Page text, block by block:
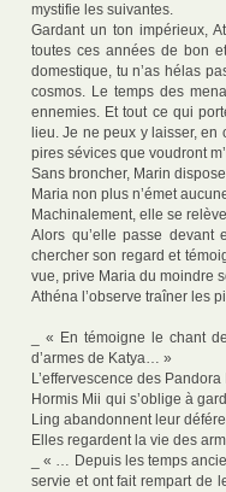
mystifie les suivantes.
Gardant un ton impérieux,
toutes ces années de bon
domestique, tu n’as hélas
cosmos. Le temps des
ennemies. Et tout ce qui
lieu. Je ne peux y laisser,
pires sévices que voudront
Sans broncher, Marin
Maria non plus n’émet
Machinalement, elle se
Alors qu’elle passe
chercher son regard et
vue, prive Maria du moindre
Athéna l’observe traîner les
_ « En témoigne le chant
d’armes de Katya… »
L’effervescence des
Hormis Mii qui s’oblige à
Ling abandonnent leur
Elles regardent la vie des
_ « … Depuis les temps
servie et ont fait rempart de